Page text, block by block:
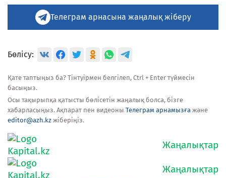
Телеграм арнасына жаңалық жіберу
Бөлісу:
Қате таптыңыз ба? Тінтуірмен белгілеп, Ctrl + Enter түймесін
басыңыз.
Осы тақырыпқа қатысты бөлісетін жаңалық болса, бізге
хабарласыңыз. Ақпарат пен видеоны Телеграм арнамызға және
editor@azh.kz жіберіңіз.